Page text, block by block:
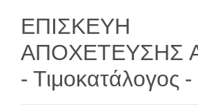
ΕΠΙΣΚΕΥΗ
ΑΠΟΧΕΤΕΥΣΗΣ
- Τιμοκατάλογος